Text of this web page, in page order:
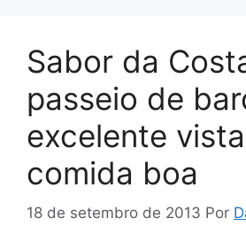
Sabor da
passeio de
excelente
comida boa
18 de setembro de 2013 Por